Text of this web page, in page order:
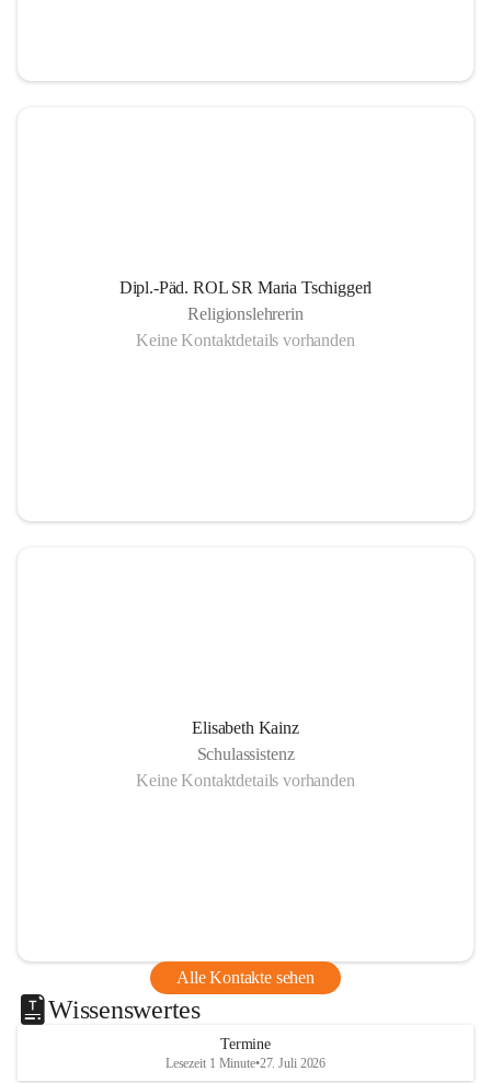
Dipl.-Päd. ROL SR Maria Tschiggerl
Religionslehrerin
Keine Kontaktdetails vorhanden
Elisabeth Kainz
Schulassistenz
Keine Kontaktdetails vorhanden
Alle Kontakte sehen
Wissenswertes
Termine
Lesezeit 1 Minute•27. Juli 2026